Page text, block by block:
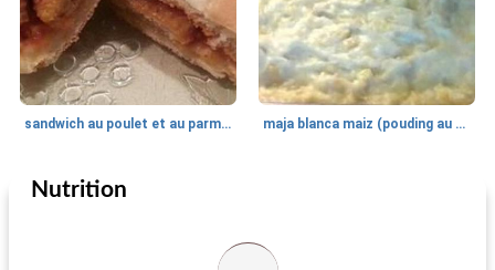
sandwich au poulet et au parmesan maja blanca maiz (pouding au maïs)
Cuisine du monde
Nutrition